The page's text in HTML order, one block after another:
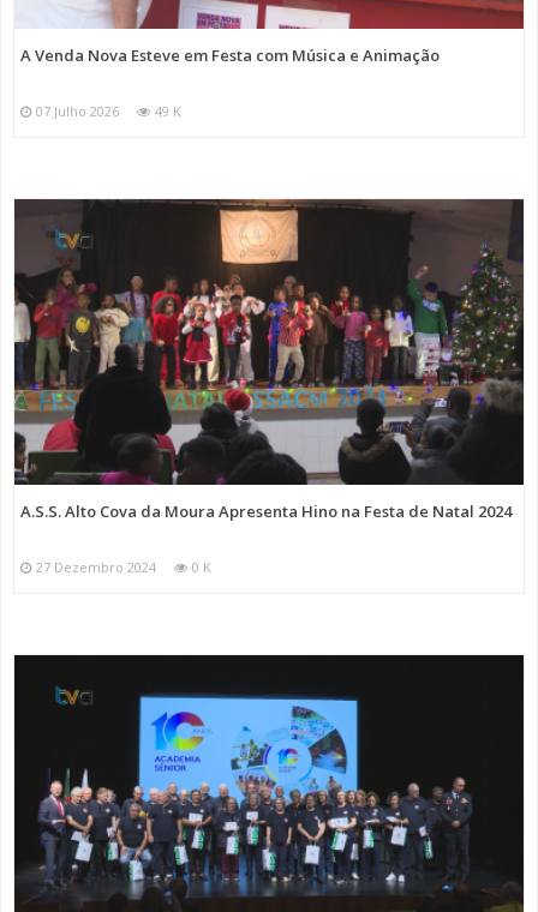
A Venda Nova Esteve em Festa com Música e Animação
07 Julho 2026 49 K
A.S.S. Alto Cova da Moura Apresenta Hino na Festa de Natal 2024
27 Dezembro 2024 0 K